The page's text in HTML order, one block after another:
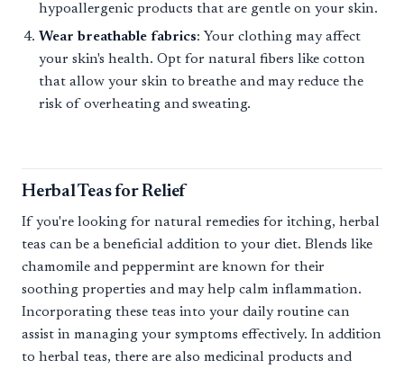
hypoallergenic products that are gentle on your skin.
Wear breathable fabrics: Your clothing may affect
your skin's health. Opt for natural fibers like cotton
that allow your skin to breathe and may reduce the
risk of overheating and sweating.
Herbal Teas for Relief
If you're looking for natural remedies for itching, herbal
teas can be a beneficial addition to your diet. Blends like
chamomile and peppermint are known for their
soothing properties and may help calm inflammation.
Incorporating these teas into your daily routine can
assist in managing your symptoms effectively. In addition
to herbal teas, there are also medicinal products and